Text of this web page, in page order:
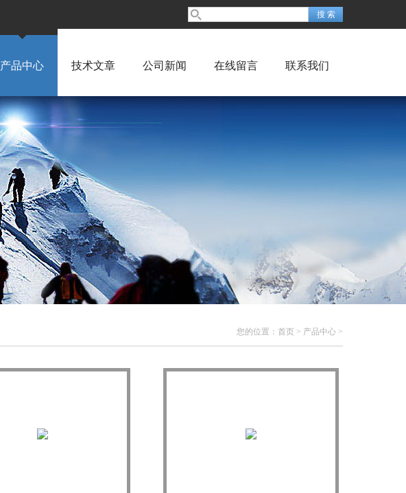
产品中心 技术文章 公司新闻 在线留言 联系我们
您的位置： 首页 > 产品中心 >